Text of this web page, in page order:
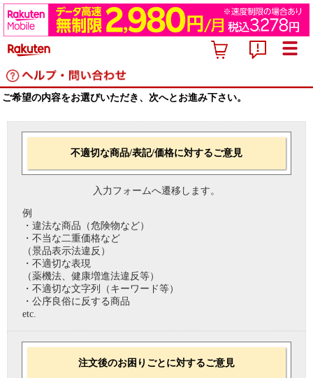
ご希望の内容をお選びいただき、次へとお進み下さい。
不適切な商品/表記/価格に対するご意見
入力フォームへ遷移します。
例
・違法な商品（危険物など）
・不当な二重価格など
（景品表示法違反）
・不適切な表現
（薬機法、健康増進法違反等）
・不適切な文字列（キーワード等）
・公序良俗に反する商品
etc.
注文後のお困りごとに対するご意見